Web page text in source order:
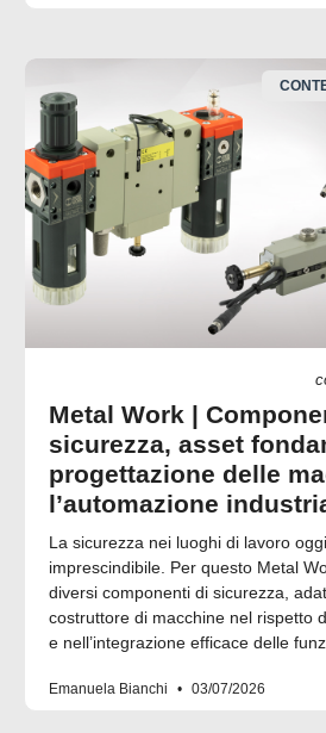
Metal Work |
sicurezza, asset
progettazione delle
l’automazione
La sicurezza nei luoghi di lavoro
imprescindibile. Per questo Metal
diversi componenti di sicurezza,
costruttore di macchine nel rispetto
e nell’integrazione efficace delle
Emanuela Bianchi 03/07/2026